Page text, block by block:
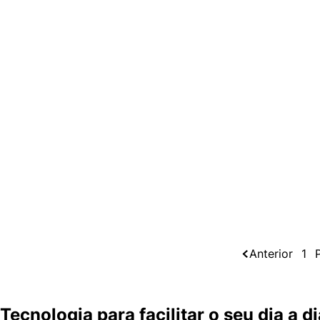
Anterior 1
Tecnologia para facilitar o seu dia a